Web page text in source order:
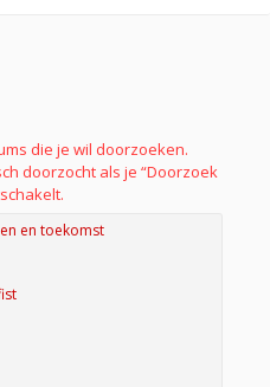
die je wil doorzoeken.
doorzocht als je “Doorzoek